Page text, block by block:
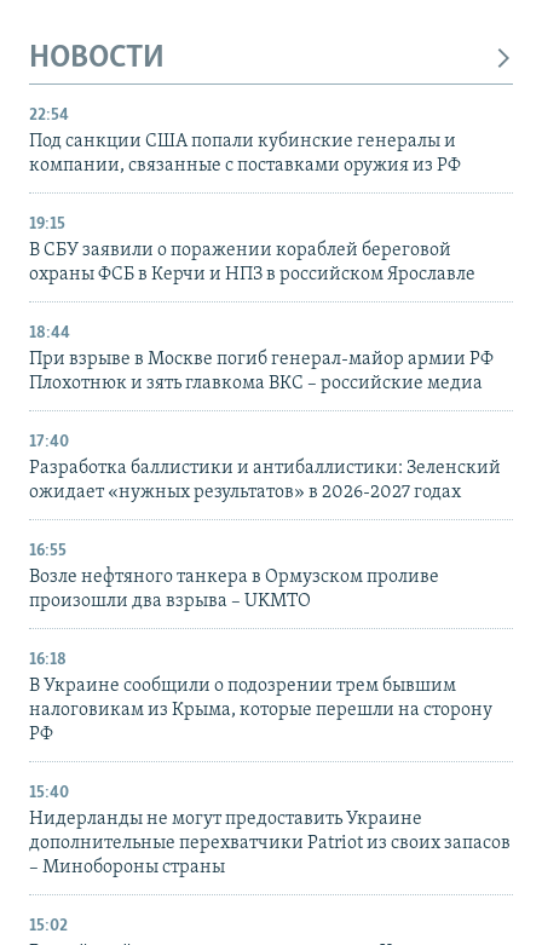
НОВОСТИ
22:54
Под санкции США попали кубинские генералы и
компании, связанные с поставками оружия из РФ
19:15
В СБУ заявили о поражении кораблей береговой
охраны ФСБ в Керчи и НПЗ в российском Ярославле
18:44
При взрыве в Москве погиб генерал-майор армии РФ
Плохотнюк и зять главкома ВКС – российские медиа
17:40
Разработка баллистики и антибаллистики: Зеленский
ожидает «нужных результатов» в 2026-2027 годах
16:55
Возле нефтяного танкера в Ормузском проливе
произошли два взрыва – UKMTO
16:18
В Украине сообщили о подозрении трем бывшим
налоговикам из Крыма, которые перешли на сторону
РФ
15:40
Нидерланды не могут предоставить Украине
дополнительные перехватчики Patriot из своих запасов
– Минобороны страны
15:02